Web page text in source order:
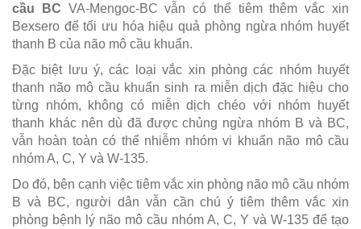
cầu BC VA-Mengoc-BC vẫn có thể tiêm thêm vắc xin
Bexsero để tối ưu hóa hiệu quả phòng ngừa nhóm huyết
thanh B của não mô cầu khuẩn.
Đặc biệt lưu ý, các loại vắc xin phòng các nhóm huyết
thanh não mô cầu khuẩn sinh ra miễn dịch đặc hiệu cho
từng nhóm, không có miễn dịch chéo với nhóm huyết
thanh khác nên dù đã được chủng ngừa nhóm B và BC,
vẫn hoàn toàn có thể nhiễm nhóm vi khuẩn não mô cầu
nhóm A, C, Y và W-135.
Do đó, bên cạnh việc tiêm vắc xin phòng não mô cầu nhóm
B và BC, người dân vẫn cần chú ý tiêm thêm vắc xin
phòng bệnh lý não mô cầu nhóm A, C, Y và W-135 để tạo